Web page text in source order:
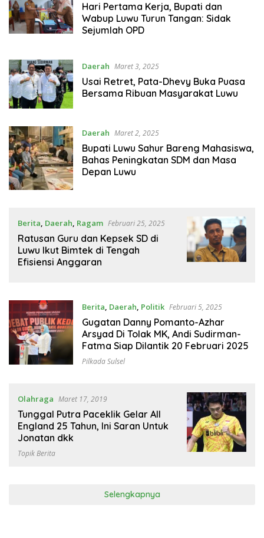
Hari Pertama Kerja, Bupati dan
Wabup Luwu Turun Tangan: Sidak
Sejumlah OPD
Daerah Maret 3, 2025
Usai Retret, Pata-Dhevy Buka Puasa
Bersama Ribuan Masyarakat Luwu
Daerah Maret 2, 2025
Bupati Luwu Sahur Bareng Mahasiswa,
Bahas Peningkatan SDM dan Masa
Depan Luwu
Berita, Daerah, Ragam Februari 25, 2025
Ratusan Guru dan Kepsek SD di
Luwu Ikut Bimtek di Tengah
Efisiensi Anggaran
Berita, Daerah, Politik Februari 5, 2025
Gugatan Danny Pomanto-Azhar
Arsyad Di Tolak MK, Andi Sudirman-
Fatma Siap Dilantik 20 Februari 2025
Pilkada Sulsel
Olahraga Maret 17, 2019
Tunggal Putra Paceklik Gelar All
England 25 Tahun, Ini Saran Untuk
Jonatan dkk
Topik Berita
Selengkapnya